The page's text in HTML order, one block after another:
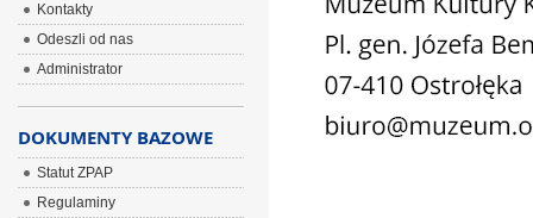
Kontakty
Odeszli od nas
Administrator
DOKUMENTY BAZOWE
Statut ZPAP
Regulaminy